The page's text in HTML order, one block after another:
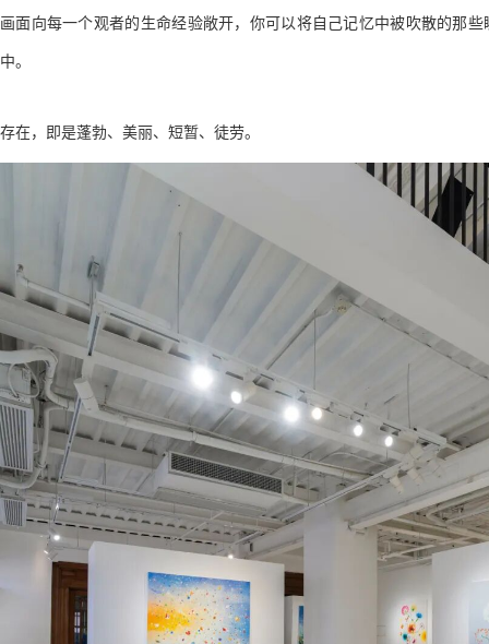
画面向每一个观者的生命经验敞开，你可以将自己记忆中被吹散的那
中。
存在，即是蓬勃、美丽、短暂、徒劳。